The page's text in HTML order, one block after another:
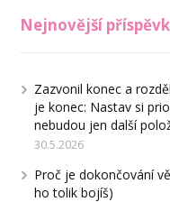
Nejnovější
Zazvonil konec a
je konec: Nastav si
nebudou jen další
30.5.2026
Proč je dokončování
ho tolik bojíš)